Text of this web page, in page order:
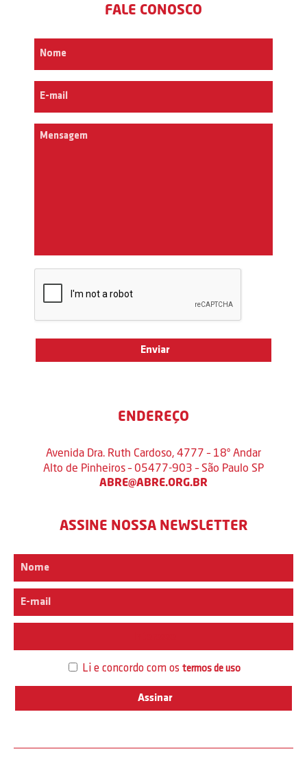
FALE CONOSCO
ENDEREÇO
Avenida Dra. Ruth Cardoso, 4777 – 18º Andar
Alto de Pinheiros – 05477-903 – São Paulo SP
ABRE@ABRE.ORG.BR
ASSINE NOSSA NEWSLETTER
Li e concordo com os termos de uso